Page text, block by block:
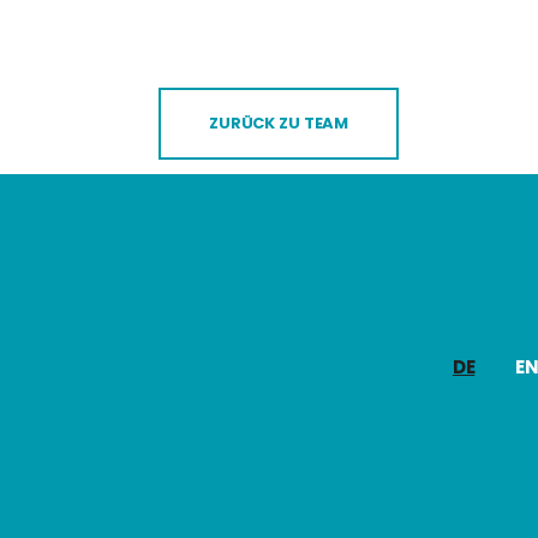
ZURÜCK ZU TEAM
DE EN